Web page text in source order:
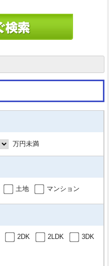
万円未満
土地 マンション
2DK 2LDK 3DK